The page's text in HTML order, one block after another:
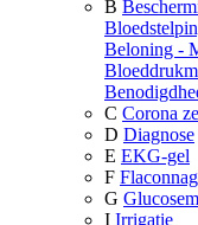
B
Beloning -
C Corona
D Diagnose
E EKG-gel
F
G
I Irrigatie